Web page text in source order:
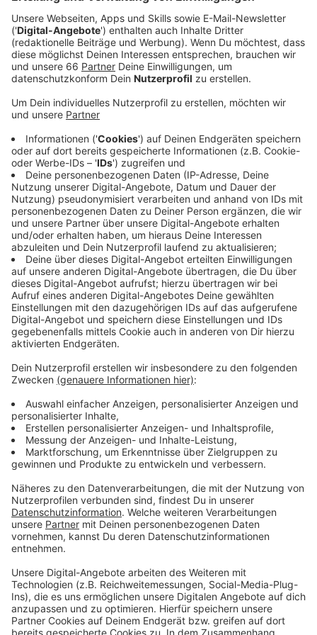
Veröffentlicht:Dienstag, 04.03.2025 05:43
Anzeige
Rettungseinsatz in Rath
In einer der Wohnungen lag unter anderem eine
pflegebedürftige Person in ihrem Bett. Sie musste von
der Feuerwehr gerettet werden. Andere Bewohner des
Hauses konnten sich selbstständig in Sicherheit
bringen. Wie sich später herausstellte, war
angebranntes Essen der Grund für das Feuer. Die
Retter konnten ein Ausbreiten der Flammen verhindern
und die Wohnungen wieder entlüften. Verletzt wurde
zum Glück niemand, heißt es im Einsatzbericht. Die
Bewohner konnten anschließend wieder zurück in ihre
Wohnungen.
Anzeige
Weitere Infos und Links zum Thema
Anzeige
Meldung der Düsseldorfer Feuerwehr
Homepage der Düsseldorfer Feuerwehr
Zuvor hatte es schon in einem Mehrfamilienhaus in
Wittlaer gebrannt
Brand-Prävention der Düsseldorfer Feuerwehr
Feuerwehr Düsseldorf bei Facebook